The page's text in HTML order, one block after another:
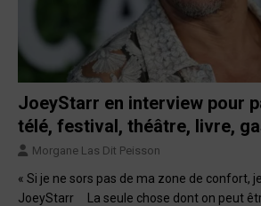
JoeyStarr en interview pour
télé, festival, théâtre, livre,
Morgane Las Dit Peisson
« Si je ne sors pas de ma zone de confort,
JoeyStarr La seule chose dont on peut